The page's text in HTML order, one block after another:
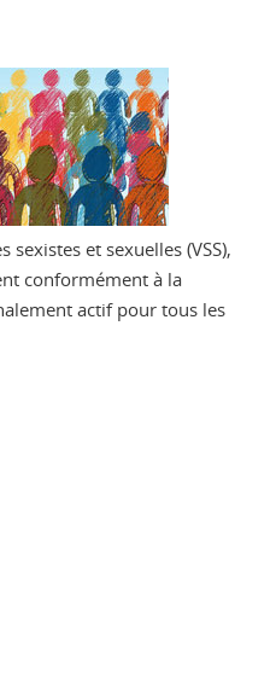
sexistes et sexuelles (VSS),
conformément à la
actif pour tous les